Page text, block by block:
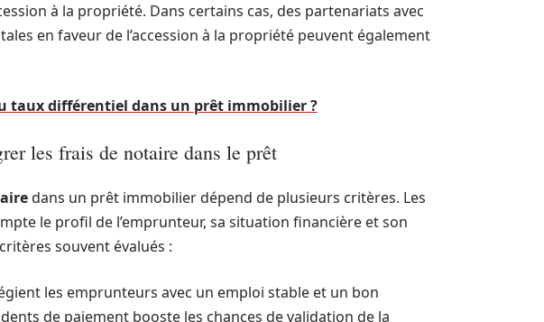
à la propriété. Dans certains cas, des partenariats avec
en faveur de l’accession à la propriété peuvent également
taux différentiel dans un prêt immobilier ?
les frais de notaire dans le prêt
dans un prêt immobilier dépend de plusieurs critères. Les
le profil de l’emprunteur, sa situation financière et son
souvent évalués :
les emprunteurs avec un emploi stable et un bon
de paiement booste les chances de validation de la